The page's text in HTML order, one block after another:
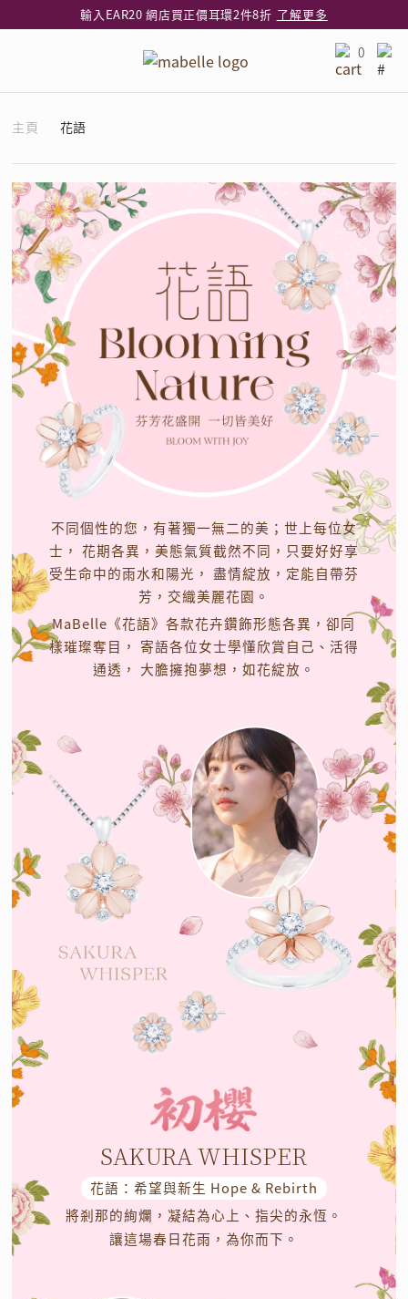
輸入EAR20 網店買正價耳環2件8折 了解更多
了解更多
網店限定 滿$3,000送精緻禮盒包裝及驚喜禮品 了解更多
0
主頁 花語
不同個性的您，有著獨一無二的美；世上每位女
士， 花期各異，美態氣質截然不同，只要好好享
受生命中的雨水和陽光， 盡情綻放，定能自帶芬
芳，交織美麗花園。
MaBelle《花語》各款花卉鑽飾形態各異，卻同
樣璀璨奪目， 寄語各位女士學懂欣賞自己、活得
通透， 大膽擁抱夢想，如花綻放。
SAKURA WHISPER
花語：希望與新生 Hope & Rebirth
將剎那的絢爛，凝結為心上、指尖的永恆。
讓這場春日花雨，為你而下。